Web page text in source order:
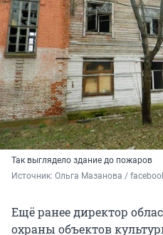
Так выглядело здание до пожаров
Источник: Ольга Мазанова /
Ещё ранее директор
охраны объектов